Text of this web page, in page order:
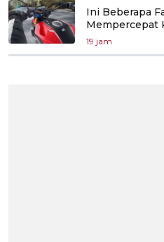
Ini Beberapa
Mempercepat
19 jam